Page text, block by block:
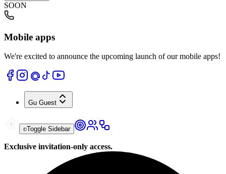
SOON
Mobile apps
We're excited to announce the upcoming launch of our mobile apps!
Gu Guest
Toggle Sidebar
Exclusive invitation-only access.